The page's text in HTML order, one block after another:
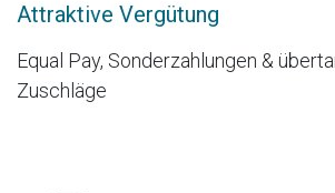
Attraktive Vergütung
Equal Pay, Sonderzahlungen &
Zuschläge